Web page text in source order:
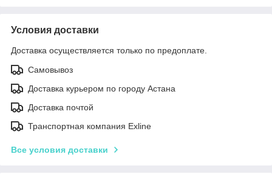
Условия доставки
Доставка осуществляется только по предоплате.
Самовывоз
Доставка курьером по городу Астана
Доставка почтой
Транспортная компания Exline
Все условия доставки